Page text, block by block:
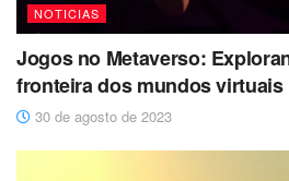
NOTICIAS
Jogos no Metaverso:
fronteira dos mundos virtuais
30 de agosto de 2023